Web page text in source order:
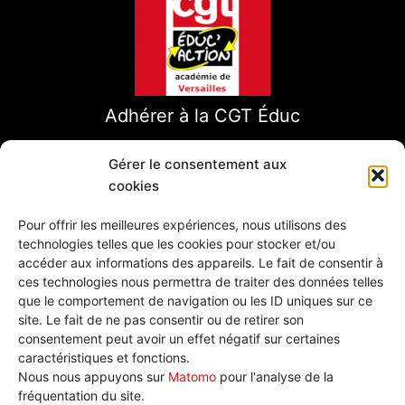
Gérer le consentement aux
cookies
Pour offrir les meilleures expériences, nous utilisons des
technologies telles que les cookies pour stocker et/ou
accéder aux informations des appareils. Le fait de consentir à
ces technologies nous permettra de traiter des données telles
que le comportement de navigation ou les ID uniques sur ce
site. Le fait de ne pas consentir ou de retirer son
consentement peut avoir un effet négatif sur certaines
caractéristiques et fonctions.
Nous nous appuyons sur Matomo pour l'analyse de la
fréquentation du site.
Adhérer à la CGT Éduc
Nous écrire